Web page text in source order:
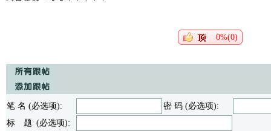
0%(0)
笔 名 (必选项):
密 码 (必选项):
标 题 (必选项):